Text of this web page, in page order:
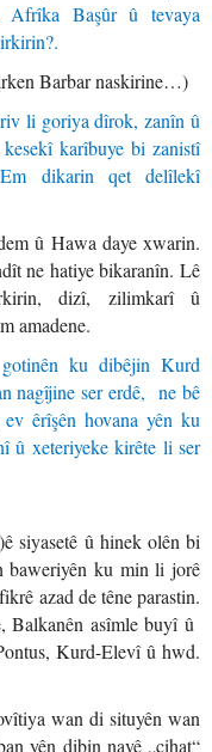
Afrîka Başûr û tevaya
Barbar naskirine…)
li goriya dîrok, zanîn û
karîbuye bi zanistî
dikarin qet delîlekî
û Hawa daye xwarin.
ne hatiye bikaranîn. Lê
dizî, zilimkarî û
amadene.
ku dibêjin Kurd
nagîjine ser erdê, ne bê
ev êrîşên hovana yên ku
û xeteriyeke kirête li ser
siyasetê û hinek olên bi
baweriyên ku min li jorê
azad de têne parastin.
asîmle buyî û
Kurd-Elevî û hwd.
wan di situyên wan
yên dibin navê „cihat“